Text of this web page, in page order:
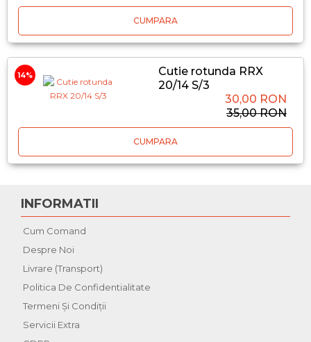
CUMPARA
14%
Cutie rotunda RRX
20/14 S/3
30,00 RON
35,00 RON
CUMPARA
INFORMATII
Cum Comand
Despre Noi
Livrare (Transport)
Politica De Confidentialitate
Termeni Şi Condiţii
Servicii Extra